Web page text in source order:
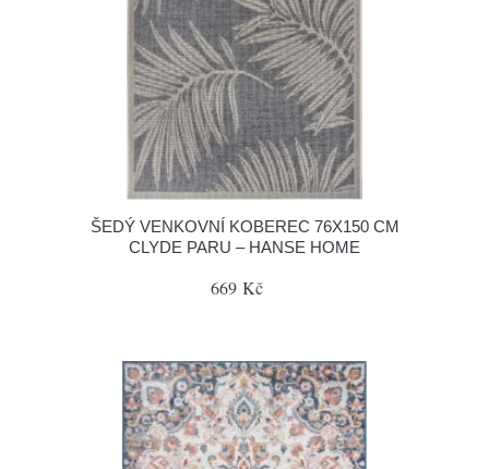
ŠEDÝ VENKOVNÍ KOBEREC 76X150 CM
CLYDE PARU – HANSE HOME
669 Kč